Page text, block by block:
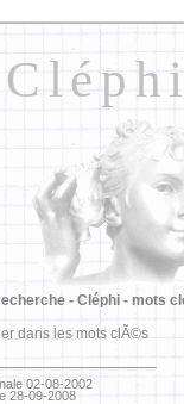
- Cléphi - mots
dans les mots clÃ©s
02-08-2002
28-09-2008